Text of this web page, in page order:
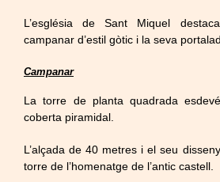
L’església de Sant Miquel
campanar d’estil gòtic i la seva
Campanar
La torre de planta quadrada
coberta piramidal.
L’alçada de 40 metres i el seu
torre de l’homenatge de l’antic castell.